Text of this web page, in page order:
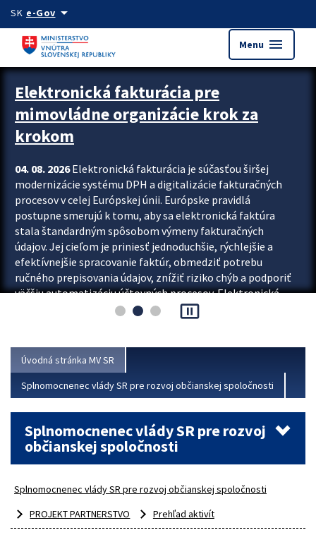
Preskocit na hlavný obsah
SK e-Govarrow_drop_down
Menu menu
Zastavit automatický posun upútavok
Elektronická fakturácia pre
mimovládne organizácie krok za
krokom
04. 08. 2026Elektronická fakturácia je súčasťou širšej
modernizácie systému DPH a digitalizácie fakturačných
procesov v celej Európskej únii. Európske pravidlá
postupne smerujú k tomu, aby sa elektronická faktúra
stala štandardným spôsobom výmeny fakturačných
údajov. Jej cieľom je priniesť jednoduchšie, rýchlejšie a
efektívnejšie spracovanie faktúr, obmedziť potrebu
ručného prepisovania údajov, znížiť riziko chýb a podporiť
väčšiu automatizáciu účtovných procesov. Elektronická
fakturácia preto nepredstavuje...
pause_presentation
Úvodná stránka MV SR
Splnomocnenec vlády SR pre rozvoj občianskej spoločnosti
Splnomocnenec vlády SR pre rozvoj
občianskej spoločnosti
Splnomocnenec vlády SR pre rozvoj občianskej spoločnosti
PROJEKT PARTNERSTVO
Prehľad aktivít